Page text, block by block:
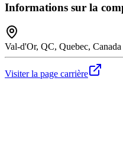
Informations sur la
Val-d'Or, QC, Quebec, Canada
Visiter la page carrière